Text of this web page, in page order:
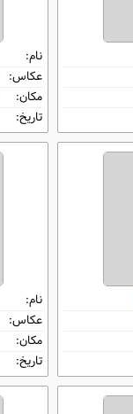
نام:
عکاس:
مکان:
تاریخ:
نام:
عکاس:
مکان:
تاریخ: